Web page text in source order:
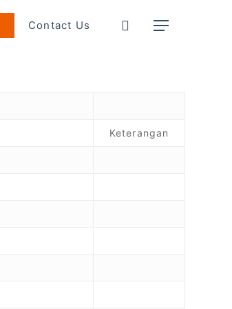
Contact Us search
Menu
Keterangan